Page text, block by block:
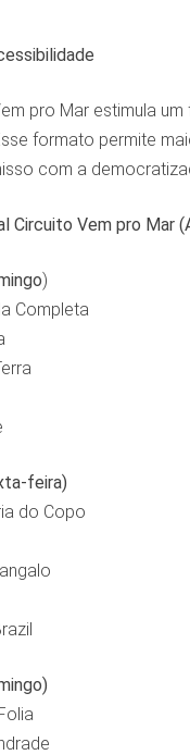
pro Mar estimula
formato permite
com a
Circuito Vem pro Mar
)
Completa
feira)
do Copo